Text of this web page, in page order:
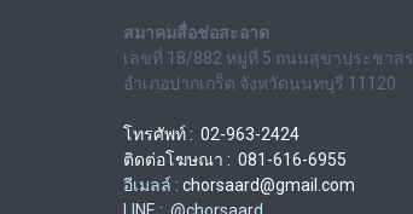
สมาคมสื่อช่อสะอาด
เลขที่ 18/882 หมู่ที่ 5 ถนนสุขาประชาส
อำเภอปากเกร็ด จังหวัดนนทบุรี 11120
โทรศัพท์ : 02-963-2424
ติดต่อโฆษณา : 081-616-6955
อีเมลล์ : chorsaard@gmail.com